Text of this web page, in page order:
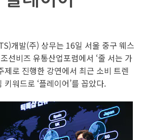
개발(주) 상무는 16일 서울 중구 웨스
선비즈 유통산업포럼에서 ‘줄 서는 가
제로 진행한 강연에서 최근 소비 트렌
워드로 ‘플레이어’를 꼽았다.